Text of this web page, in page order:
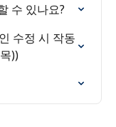
수 있나요?
수정 시 작동
))